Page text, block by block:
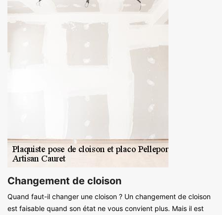
Changement de cloison
Quand faut-il changer une cloison ? Un changement de cloison
est faisable quand son état ne vous convient plus. Mais il est